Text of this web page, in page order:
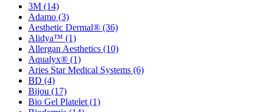
3M (14)
Adamo (3)
Aesthetic Dermal® (36)
Alidya™ (1)
Allergan Aesthetics (10)
Aqualyx® (1)
Aries Star Medical Systems (6)
BD (4)
Bijou (17)
Bio Gel Platelet (1)